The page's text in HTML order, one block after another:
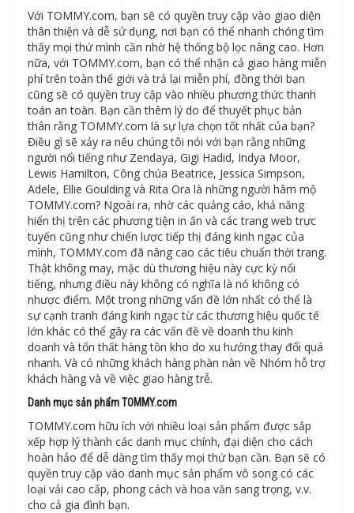
Với TOMMY.com, bạn sẽ có quyền truy cập vào giao diện
thân thiện và dễ sử dụng, nơi bạn có thể nhanh chóng tìm
thấy mọi thứ mình cần nhờ hệ thống bộ lọc nâng cao. Hơn
nữa, với TOMMY.com, bạn có thể nhận cả giao hàng miễn
phí trên toàn thế giới và trả lại miễn phí, đồng thời bạn
cũng sẽ có quyền truy cập vào nhiều phương thức thanh
toán an toàn. Bạn cần thêm lý do để thuyết phục bản
thân rằng TOMMY.com là sự lựa chọn tốt nhất của bạn?
Điều gì sẽ xảy ra nếu chúng tôi nói với bạn rằng những
người nổi tiếng như Zendaya, Gigi Hadid, Indya Moor,
Lewis Hamilton, Công chúa Beatrice, Jessica Simpson,
Adele, Ellie Goulding và Rita Ora là những người hâm mộ
TOMMY.com? Ngoài ra, nhờ các quảng cáo, khả năng
hiển thị trên các phương tiện in ấn và các trang web trực
tuyến cũng như chiến lược tiếp thị đáng kinh ngạc của
mình, TOMMY.com đã nâng cao các tiêu chuẩn thời trang.
Thật không may, mặc dù thương hiệu này cực kỳ nổi
tiếng, nhưng điều này không có nghĩa là nó không có
nhược điểm. Một trong những vấn đề lớn nhất có thể là
sự cạnh tranh đáng kinh ngạc từ các thương hiệu quốc tế
lớn khác có thể gây ra các vấn đề về doanh thu kinh
doanh và tổn thất hàng tồn kho do xu hướng thay đổi quá
nhanh. Và có những khách hàng phàn nàn về Nhóm hỗ trợ
khách hàng và về việc giao hàng trễ.
Danh mục sản phẩm TOMMY.com
TOMMY.com hữu ích với nhiều loại sản phẩm được sắp
xếp hợp lý thành các danh mục chính, đại diện cho cách
hoàn hảo để dễ dàng tìm thấy mọi thứ bạn cần. Bạn sẽ có
quyền truy cập vào danh mục sản phẩm vô song có các
loại vải cao cấp, phong cách và hoa văn sang trọng, v.v.
cho cả gia đình bạn.